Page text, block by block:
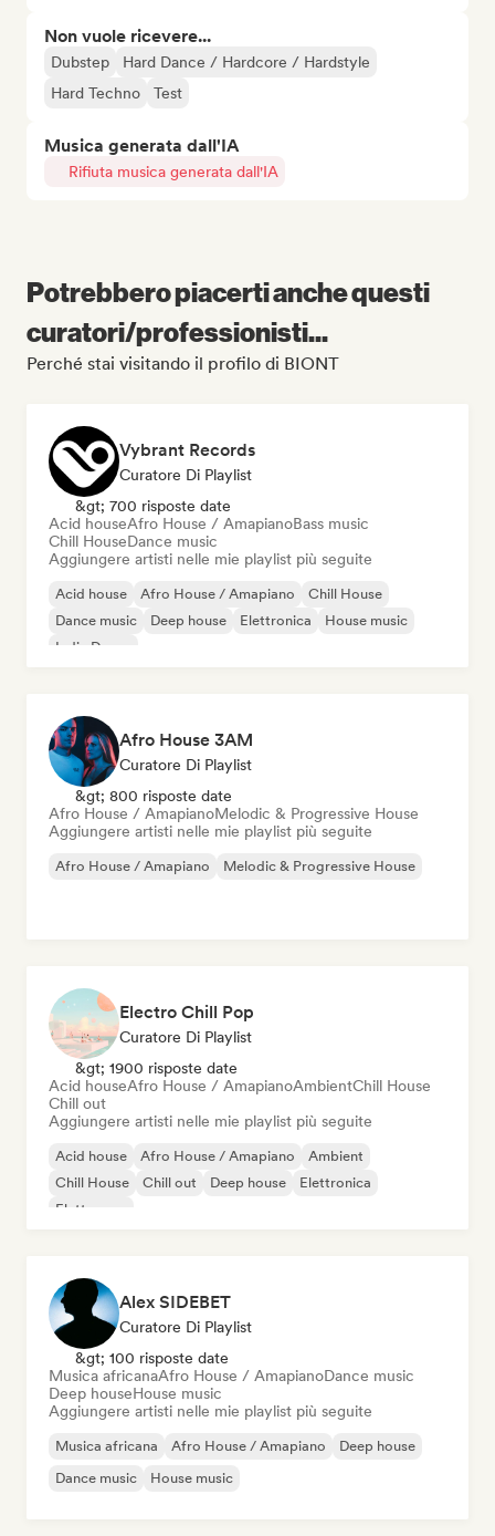
Non vuole ricevere...
Dubstep
Hard Dance / Hardcore / Hardstyle
Hard Techno
Test
Musica generata dall'IA
Rifiuta musica generata dall'IA
Potrebbero piacerti anche questi
curatori/professionisti...
Perché stai visitando il profilo di BIONT
Vybrant Records
Curatore Di Playlist
&gt; 700 risposte date
Acid houseAfro House / AmapianoBass music
Chill HouseDance music
Aggiungere artisti nelle mie playlist più seguite
Acid house Afro House / Amapiano
Chill House
Dance music
Deep house Elettronica
House music
Indie Dance
Afro House 3AM
Curatore Di Playlist
&gt; 800 risposte date
Afro House / AmapianoMelodic & Progressive House
Aggiungere artisti nelle mie playlist più seguite
Afro House / Amapiano Melodic & Progressive House
Electro Chill Pop
Curatore Di Playlist
&gt; 1900 risposte date
Acid houseAfro House / AmapianoAmbientChill House
Chill out
Aggiungere artisti nelle mie playlist più seguite
Acid house Afro House / Amapiano
Ambient
Chill House
Chill out Deep house
Elettronica
Elettropop
Alex SIDEBET
Curatore Di Playlist
&gt; 100 risposte date
Musica africanaAfro House / AmapianoDance music
Deep houseHouse music
Aggiungere artisti nelle mie playlist più seguite
Musica africana Afro House / Amapiano
Deep house
Dance music
House music